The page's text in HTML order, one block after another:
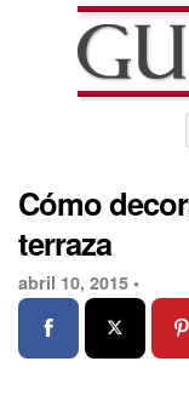
Cómo
terraza
abril 10, 2015 •